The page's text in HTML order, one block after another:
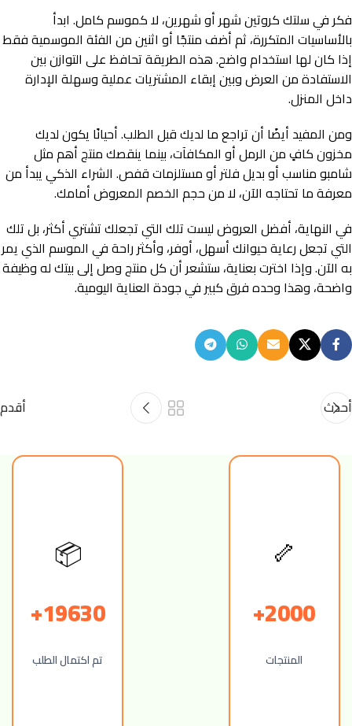
فكر في سلتك كروتين شهر أو شهرين، لا كموسم كامل. ابدأ
بالأساسيات المتكررة، ثم أضف منتجًا أو اثنين من الفئة الموسمية فقط
إذا كان لها استخدام واضح. هذه الطريقة تحافظ على التوازن بين
الاستفادة من العرض وبين إبقاء المشتريات عملية وسهلة الإدارة
داخل المنزل.
ومن المفيد أيضًا أن تراجع ما لديك قبل الطلب. أحيانًا يكون لديك
مخزون كافٍ من الرمل أو المكافآت، بينما ينقصك منتج أهم مثل
شامبو مناسب أو بديل فلتر أو مستلزمات قفص. الشراء الذكي يبدأ من
معرفة ما تحتاجه الآن، لا من حجم الخصم المعروض أمامك.
في النهاية، أفضل العروض ليست تلك التي تجعلك تشتري أكثر، بل تلك
التي تجعل رعاية حيوانك أسهل، أوفر، وأكثر راحة في الموسم الذي يمر
به الآن. وإذا اخترت بعناية، ستشعر أن كل منتج وصل إلى بيتك له وظيفة
واضحة، وهذا وحده فرق كبير في جودة العناية اليومية.
أحدث أقدم
🦴
2000+
المنتجات
📦
19630+
تم اكتمال الطلب